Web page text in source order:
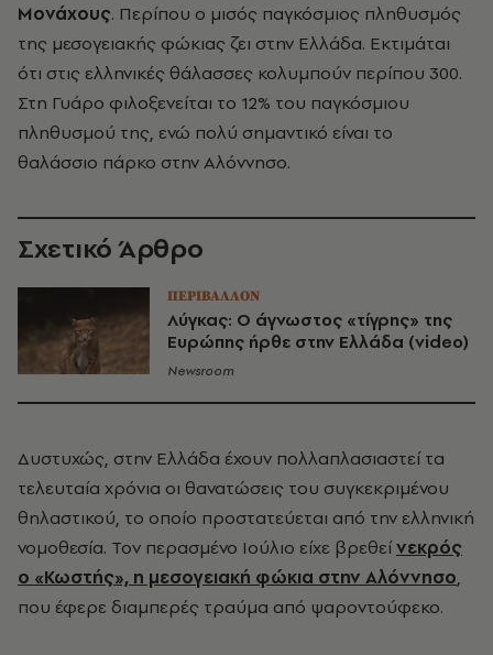
Μονάχους. Περίπου ο μισός παγκόσμιος πληθυσμός
της μεσογειακής φώκιας ζει στην Ελλάδα. Εκτιμάται
ότι στις ελληνικές θάλασσες κολυμπούν περίπου 300.
Στη Γυάρο φιλοξενείται το 12% του παγκόσμιου
πληθυσμού της, ενώ πολύ σημαντικό είναι το
θαλάσσιο πάρκο στην Αλόννησο.
Σχετικό Άρθρο
ΠΕΡΙΒΑΛΛΟΝ
Λύγκας: Ο άγνωστος «τίγρης» της
Ευρώπης ήρθε στην Ελλάδα (video)
Newsroom
Δυστυχώς, στην Ελλάδα έχουν πολλαπλασιαστεί τα
τελευταία χρόνια οι θανατώσεις του συγκεκριμένου
θηλαστικού, το οποίο προστατεύεται από την ελληνική
νομοθεσία. Τον περασμένο Ιούλιο είχε βρεθείνεκρός
ο «Κωστής», η μεσογειακή φώκια στην Αλόννησο,
που έφερε διαμπερές τραύμα από ψαροντούφεκο.